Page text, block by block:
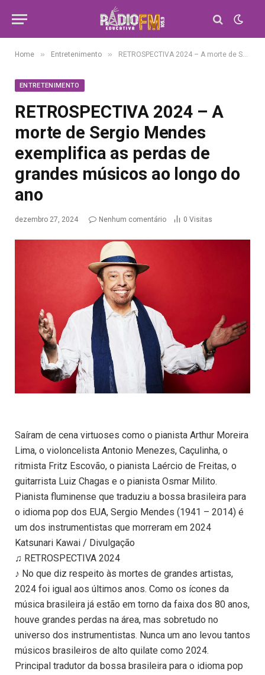
Home » Entretenimento » RETROSPECTIVA 2024 – A morte de Sergio Mendes exemplifica as perdas de grandes músicos ao longo do ano
ENTRETENIMENTO
RETROSPECTIVA 2024 – A
morte de Sergio Mendes
exemplifica as perdas de
grandes músicos ao longo do
ano
dezembro 27, 2024 Nenhum comentário 0 Visitas
Saíram de cena virtuoses como o pianista Arthur Moreira
Lima, o violoncelista Antonio Menezes, Caçulinha, o
ritmista Fritz Escovão, o pianista Laércio de Freitas, o
guitarrista Luiz Chagas e o pianista Osmar Milito.
Pianista fluminense que traduziu a bossa brasileira para
o idioma pop dos EUA, Sergio Mendes (1941 – 2014) é
um dos instrumentistas que morreram em 2024
Katsunari Kawai / Divulgação
♫ RETROSPECTIVA 2024
♪ No que diz respeito às mortes de grandes artistas,
2024 foi igual aos últimos anos. Como os ícones da
música brasileira já estão em torno da faixa dos 80 anos,
houve grandes perdas na área, mas sobretudo no
universo dos instrumentistas. Nunca um ano levou tantos
músicos brasileiros de alto quilate como 2024.
Principal tradutor da bossa brasileira para o idioma pop